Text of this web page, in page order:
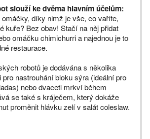
slouží ke dvěma hlavním účelům:
díky nimž je vše, co vaříte,
kuře? Bez obav! Stačí na něj přidat
omáčku chimichurri a najednou je to
restaurace.
robotů je dodávána s několika
nastrouhání bloku sýra (ideální pro
nebo dvaceti mrkví během
se také s kráječem, který dokáže
proměnit hlávku zelí v salát coleslaw.